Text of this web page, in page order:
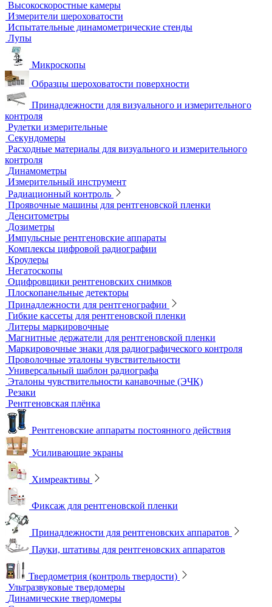
Ультразвуковой неразрушающий контроль
Ультразвуковые дефектоскопы
Ультразвуковые толщиномеры
Стандартные образцы (СОП)
Автоматизированный контроль
Преобразователи и аксессуары
Сканирующие устройства
Соединительные кабели
Ультразвуковой гель
Ультразвуковые расходомеры
Визуальный и измерительный контроль
ВИК
Видеоэндоскопы
Высокоскоростные камеры
Измерители шероховатости
Испытательные динамометрические стенды
Лупы
Микроскопы
Образцы шероховатости поверхности
Принадлежности для визуального и измерительного
контроля
Рулетки измерительные
Секундомеры
Расходные материалы для визуального и измерительного
контроля
Динамометры
Измерительный инструмент
Радиационный контроль
Проявочные машины для рентгеновской пленки
Денситометры
Дозиметры
Импульсные рентгеновские аппараты
Комплексы цифровой радиографии
Кроулеры
Негатоскопы
Оцифровщики рентгеновских снимков
Плоскопанельные детекторы
Принадлежности для рентгенографии
Гибкие кассеты для рентгеновской пленки
Литеры маркировочные
Магнитные держатели для рентгеновской пленки
Маркировочные знаки для радиографического контроля
Проволочные эталоны чувствительности
Универсальный шаблон радиографа
Эталоны чувствительности канавочные (ЭЧК)
Резаки
Рентгеновская плёнка
Рентгеновские аппараты постоянного действия
Усиливающие экраны